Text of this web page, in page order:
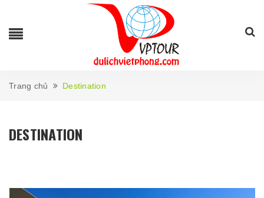
Trang chủ Destination
DESTINATION